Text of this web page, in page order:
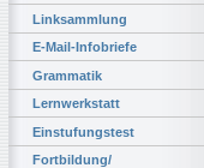
Linksammlung
E-Mail-Infobriefe
Grammatik
Lernwerkstatt
Einstufungstest
Fortbildung/